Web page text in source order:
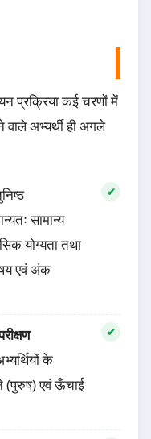
प्रक्रिया कई चरणों में
अभ्यर्थी ही अगले
सामान्य
योग्यता तथा
एवं अंक
के
(पुरुष) एवं ऊँचाई